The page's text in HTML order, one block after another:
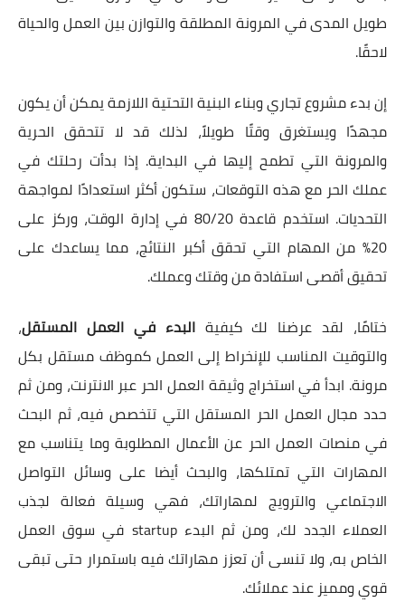
طويل المدى في المرونة المطلقة والتوازن بين العمل والحياة
لاحقًا.
إن بدء مشروع تجاري وبناء البنية التحتية اللازمة يمكن أن يكون
مجهدًا ويستغرق وقتًا طويلاً، لذلك قد لا تتحقق الحرية
والمرونة التي تطمح إليها في البداية. إذا بدأت رحلتك في
عملك الحر مع هذه التوقعات، ستكون أكثر استعدادًا لمواجهة
التحديات. استخدم قاعدة 80/20 في إدارة الوقت، وركز على
20% من المهام التي تحقق أكبر النتائج، مما يساعدك على
تحقيق أقصى استفادة من وقتك وعملك.
ختامًا، لقد عرضنا لك كيفيةالبدء في العمل المستقل،
والتوقيت المناسب للإنخراط إلى العمل كموظف مستقل بكل
مرونة. ابدأ في استخراج وثيقة العمل الحر عبر الانترنت، ومن ثم
حدد مجال العمل الحر المستقل التي تتخصص فيه، ثم البحث
في منصات العمل الحر عن الأعمال المطلوبة وما يتناسب مع
المهارات التي تمتلكها، والبحث أيضا على وسائل التواصل
الاجتماعي والترويج لمهاراتك، فهي وسيلة فعالة لجذب
العملاء الجدد لك، ومن ثم البدء startup في سوق العمل
الخاص به، ولا تنسى أن تعزز مهاراتك فيه باستمرار حتى تبقى
قوي ومميز عند عملائك.